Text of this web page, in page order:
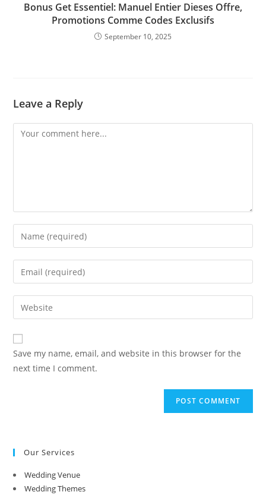
Bonus Get Essentiel: Manuel Entier Dieses Offre,
Promotions Comme Codes Exclusifs
September 10, 2025
Leave a Reply
Comment
Enter
your
name
comment
Enter
your
email
address
comment
Enter
your
website
URL
(optional)
Save my name, email, and website in this browser for the
next time I comment.
Our Services
Wedding Venue
Wedding Themes